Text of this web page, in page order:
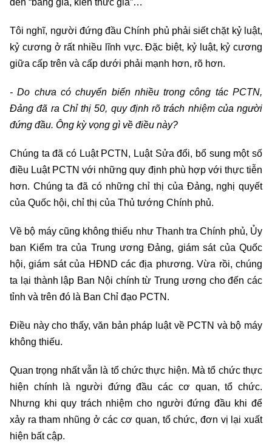
Tôi nghĩ, người đứng đầu Chính phủ phải siết chặt kỷ luật,
kỷ cương ở rất nhiều lĩnh vực. Đặc biệt, kỷ luật, kỷ cương
giữa cấp trên và cấp dưới phải mạnh hơn, rõ hơn.
- Do chưa có chuyển biến nhiều trong công tác PCTN,
Đảng đã ra Chỉ thị 50, quy định rõ trách nhiệm của người
đứng đầu. Ông kỳ vọng gì về điều này?
Chúng ta đã có Luật PCTN, Luật Sửa đổi, bổ sung một số
điều Luật PCTN với những quy định phù hợp với thực tiễn
hơn. Chúng ta đã có những chỉ thị của Đảng, nghị quyết
của Quốc hội, chỉ thị của Thủ tướng Chính phủ.
Về bộ máy cũng không thiếu như Thanh tra Chính phủ, Ủy
ban Kiểm tra của Trung ương Đảng, giám sát của Quốc
hội, giám sát của HĐND các địa phương. Vừa rồi, chúng
ta lại thành lập Ban Nội chính từ Trung ương cho đến các
tỉnh và trên đó là Ban Chỉ đạo PCTN.
Điều này cho thấy, văn bản pháp luật về PCTN và bộ máy
không thiếu.
Quan trọng nhất vẫn là tổ chức thực hiện. Mà tổ chức thực
hiện chính là người đứng đầu các cơ quan, tổ chức.
Nhưng khi quy trách nhiệm cho người đứng đầu khi để
xảy ra tham nhũng ở các cơ quan, tổ chức, đơn vị lại xuất
hiện bất cập.